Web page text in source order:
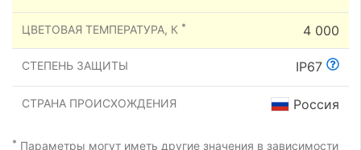
ЦВЕТОВАЯ ТЕМПЕРАТУРА, К * 4 000
СТЕПЕНЬ ЗАЩИТЫ IP67
СТРАНА ПРОИСХОЖДЕНИЯ Россия
* Параметры могут иметь другие значения в зависимости